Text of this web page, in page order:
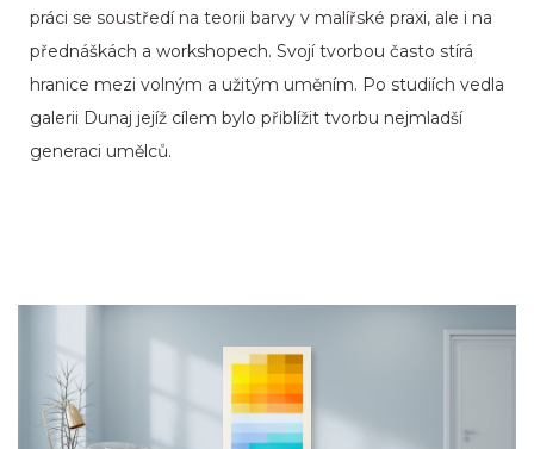
práci se soustředí na teorii barvy v malířské praxi, ale i na
přednáškách a workshopech. Svojí tvorbou často stírá
hranice mezi volným a užitým uměním. Po studiích vedla
galerii Dunaj jejíž cílem bylo přiblížit tvorbu nejmladší
generaci umělců.